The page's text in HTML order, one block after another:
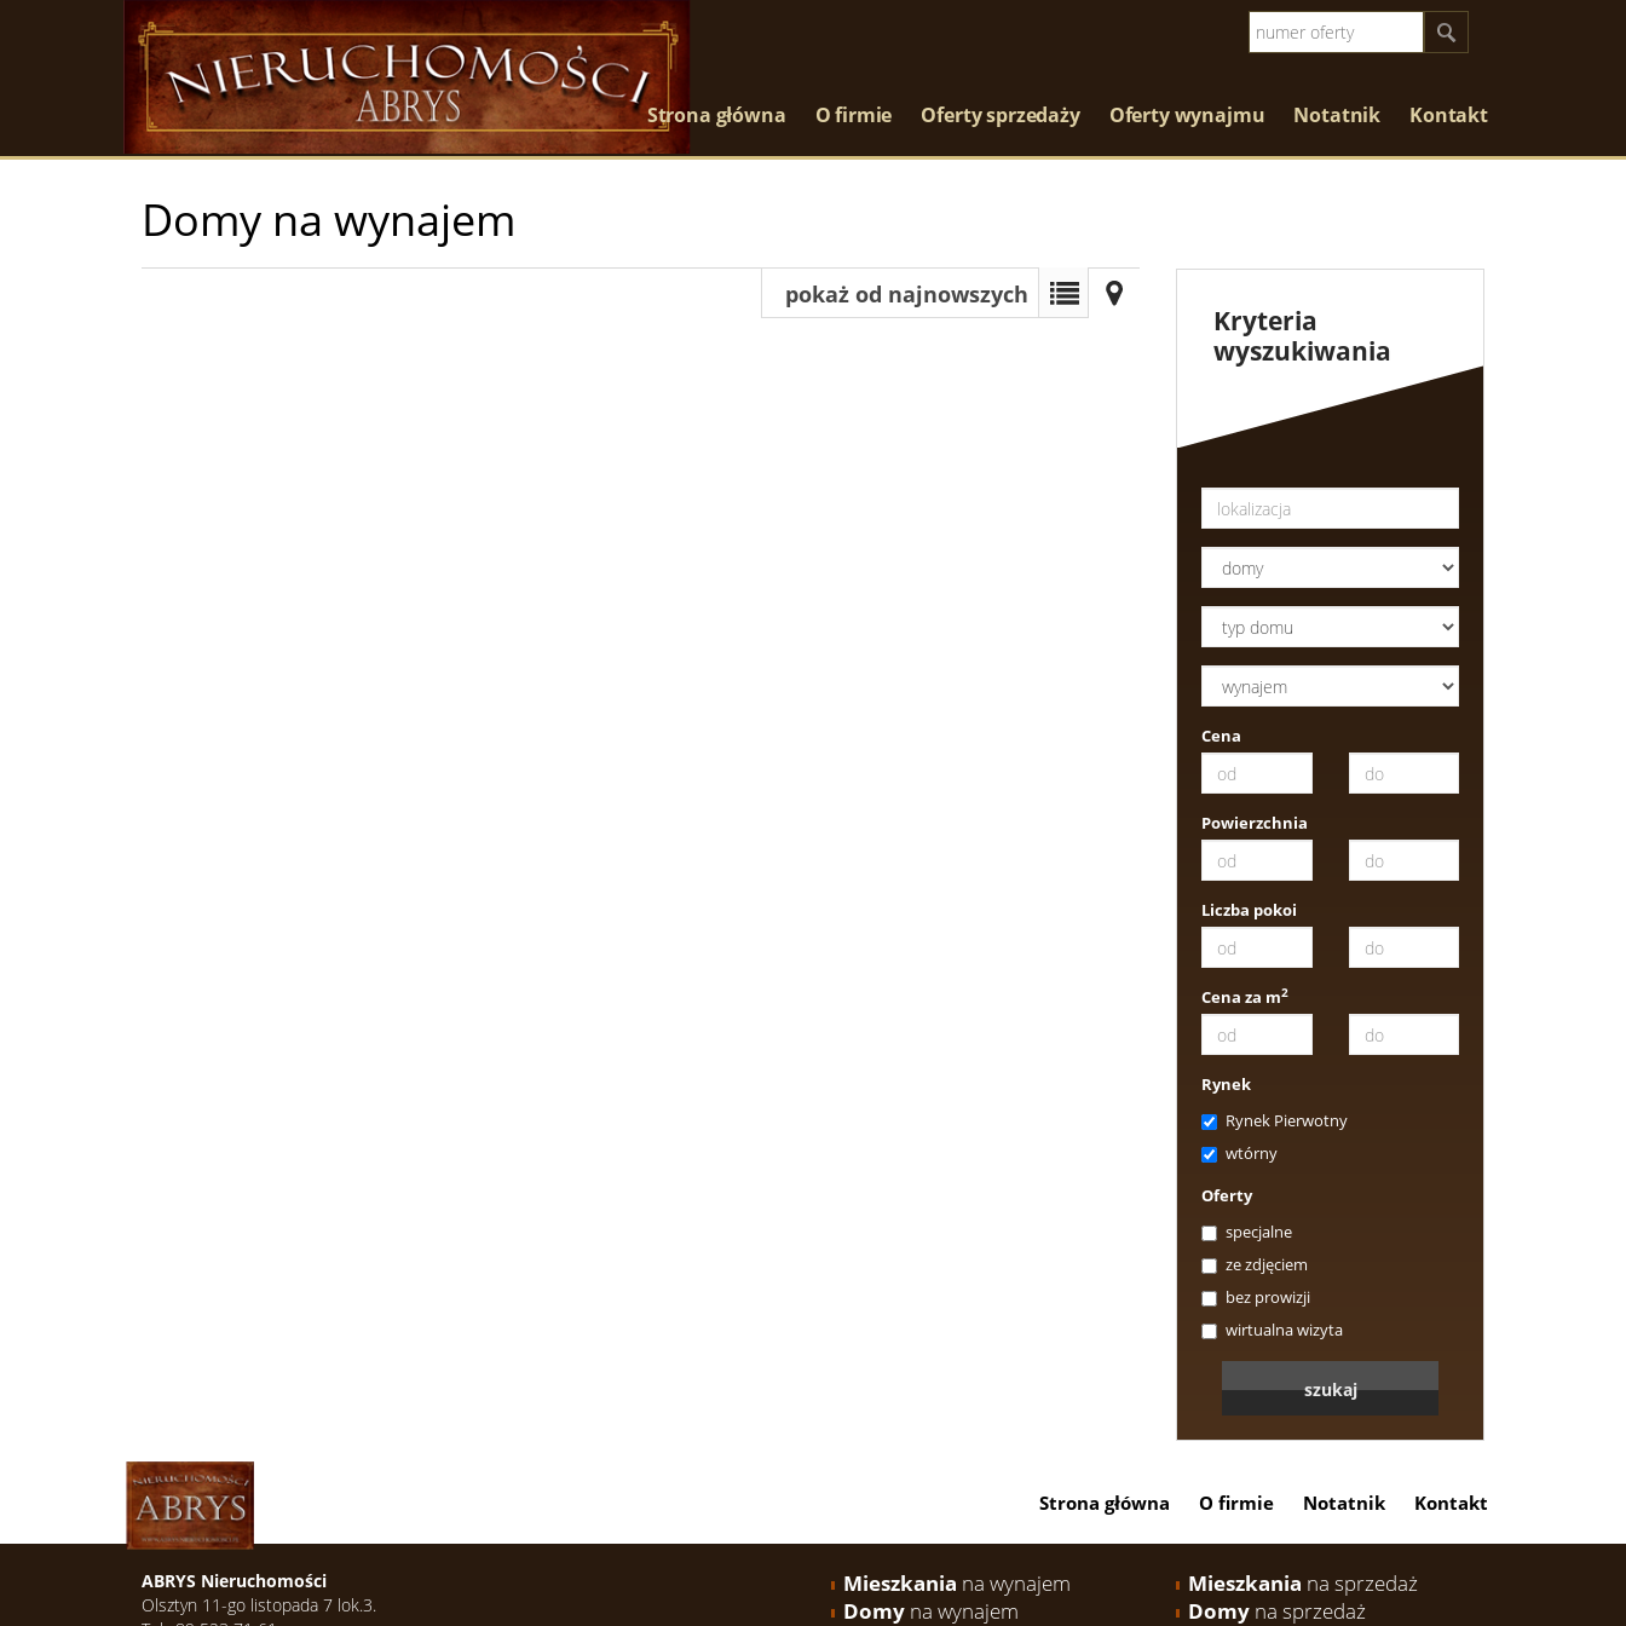
Strona główna O firmie Oferty sprzedaży Oferty wynajmu Notatnik Kontakt
Domy na wynajem
pokaż od najnowszych
Kryteria
wyszukiwania
Cena
Powierzchnia
Liczba pokoi
Cena za m2
Rynek
Rynek Pierwotny
wtórny
Oferty
specjalne
ze zdjęciem
bez prowizji
wirtualna wizyta
Strona główna O firmie Notatnik Kontakt
ABRYS Nieruchomości
Olsztyn 11-go listopada 7 lok.3.
Mieszkania na wynajem
Domy na wynajem
Mieszkania na sprzedaż
Domy na sprzedaż